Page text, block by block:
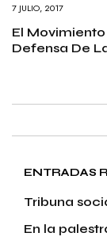
7 JULIO, 2017
El Movimiento
Defensa De
ENTRADAS
Tribuna
En la